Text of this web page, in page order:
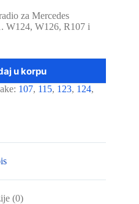
za Mercedes
W124, W126, R107 i
u korpu
107, 115, 123, 124,
(0)